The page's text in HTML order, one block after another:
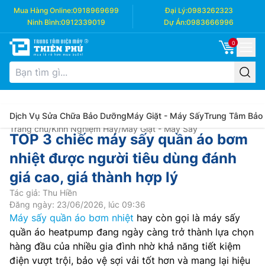
Mua Hàng Online:0918969699 Đại Lý:0983262323
Ninh Bình:0912339019 Dự Án:0983666996
0
Dịch Vụ Sửa Chữa Bảo DưỡngMáy Giặt - Máy SấyTrung Tâm Bảo
Trang chủ/Kinh Nghiệm Hay/Máy Giặt - Máy Sấy
TOP 3 chiếc máy sấy quần áo bơm
nhiệt được người tiêu dùng đánh
giá cao, giá thành hợp lý
Tác giả: Thu Hiền
Đăng ngày: 23/06/2026, lúc 09:36
Máy sấy quần áo bơm nhiệt hay còn gọi là máy sấy
quần áo heatpump đang ngày càng trở thành lựa chọn
hàng đầu của nhiều gia đình nhờ khả năng tiết kiệm
điện vượt trội, bảo vệ sợi vải tốt hơn và mang lại hiệu